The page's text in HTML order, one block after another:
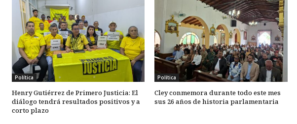
Política
Henry Gutiérrez de Primero Justicia: El
diálogo tendrá resultados positivos y a
corto plazo
Política
Cley conmemora durante todo este mes
sus 26 años de historia parlamentaria